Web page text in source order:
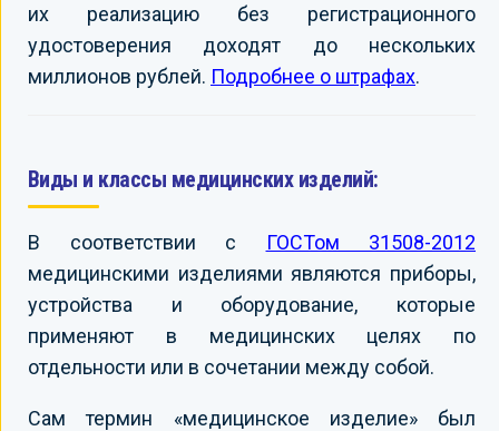
их реализацию без регистрационного
удостоверения доходят до нескольких
миллионов рублей. Подробнее о штрафах.
Виды и классы медицинских изделий:
В соответствии с
ГОСТом 31508-2012
медицинскими изделиями являются приборы,
устройства и оборудование, которые
применяют в медицинских целях по
отдельности или в сочетании между собой.
Сам термин «медицинское изделие» был